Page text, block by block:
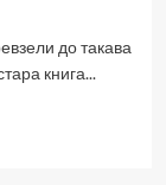
до такава
книга...